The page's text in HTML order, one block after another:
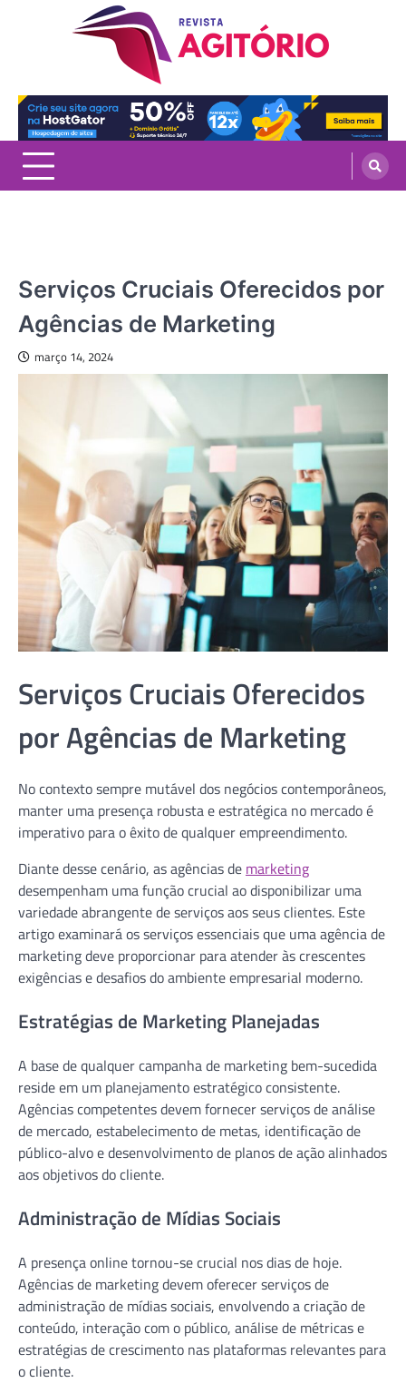
revistaagitorio.com.br
Portal de Artigos Incríveis
Serviços Cruciais Oferecidos por
Agências de Marketing
março 14, 2024
Serviços Cruciais Oferecidos
por Agências de Marketing
No contexto sempre mutável dos negócios contemporâneos,
manter uma presença robusta e estratégica no mercado é
imperativo para o êxito de qualquer empreendimento.
Diante desse cenário, as agências de marketing
desempenham uma função crucial ao disponibilizar uma
variedade abrangente de serviços aos seus clientes. Este
artigo examinará os serviços essenciais que uma agência de
marketing deve proporcionar para atender às crescentes
exigências e desafios do ambiente empresarial moderno.
Estratégias de Marketing Planejadas
A base de qualquer campanha de marketing bem-sucedida
reside em um planejamento estratégico consistente.
Agências competentes devem fornecer serviços de análise
de mercado, estabelecimento de metas, identificação de
público-alvo e desenvolvimento de planos de ação alinhados
aos objetivos do cliente.
Administração de Mídias Sociais
A presença online tornou-se crucial nos dias de hoje.
Agências de marketing devem oferecer serviços de
administração de mídias sociais, envolvendo a criação de
conteúdo, interação com o público, análise de métricas e
estratégias de crescimento nas plataformas relevantes para
o cliente.